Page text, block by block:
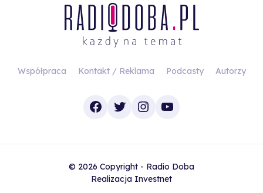
Współpraca Kontakt / Reklama Podcasty Autorzy
Facebook
TwitterInstagram
YouTube
© 2026 Copyright - Radio Doba
Realizacja Investnet